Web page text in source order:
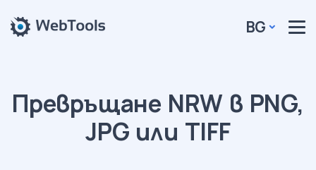
BG
Превръщане NRW в PNG,
JPG или TIFF